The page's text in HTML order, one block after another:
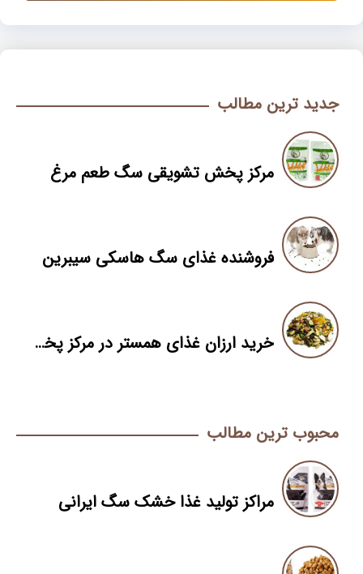
جدید ترین مطالب
مرکز پخش تشویقی سگ طعم مرغ
فروشنده غذای سگ هاسکی سیبرین
خرید ارزان غذای همستر در مرکز پخش اصلی
محبوب ترین مطالب
مراکز تولید غذا خشک سگ ایرانی